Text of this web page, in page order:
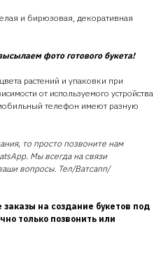
и бирюзовая, декоративная
фото готового букета!
растений и упаковки при
от используемого устройства
телефон имеют разную
то просто позвоните нам
Мы всегда на связи
вопросы. Тел/Ватсапп/
на создание букетов под
только позвонить или